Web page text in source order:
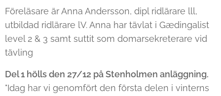
Föreläsare är Anna Andersson, dipl ridlärare lll,
utbildad ridlärare lV. Anna har tävlat i Gædingalist
level 2 & 3 samt suttit som domarsekreterare vid
tävling
Del 1 hölls den 27/12 på Stenholmen anläggning.
"Idag har vi genomfört den första delen i vinterns